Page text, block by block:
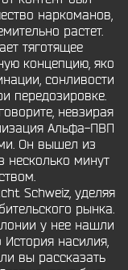
наркоманов,
растет.
тяготящее
концепцию, яко
сонливости
передозировке.
невзирая
Альфа-ПВП
Он вышел из
несколько минут
Schweiz, уделяя
рынка.
у нее нашли
насилия,
вы рассказать